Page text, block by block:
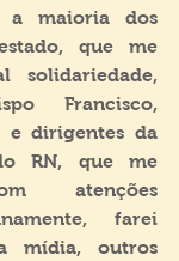
a maioria dos
que me
solidariedade,
Francisco,
e dirigentes da
RN, que me
atenções
farei
mídia, outros